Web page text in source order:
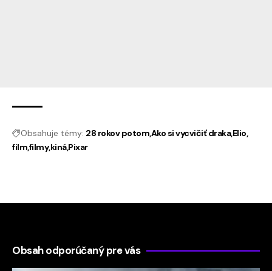
Obsahuje témy: 28 rokov potomAko si vycvičiť drakaElio
filmfilmykináPixar
Obsah odporúčaný pre vás